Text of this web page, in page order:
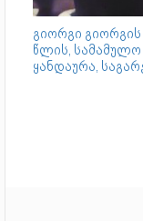
გიორგი გიორგის
წლის, სამამულო
ყანდაურა,